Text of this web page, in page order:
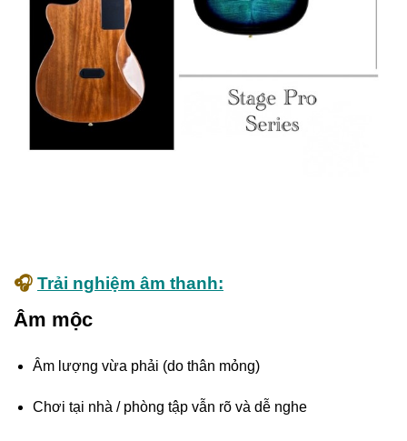
🎧 Trải nghiệm âm thanh:
Âm mộc
Âm lượng vừa phải (do thân mỏng)
Chơi tại nhà / phòng tập vẫn rõ và dễ nghe